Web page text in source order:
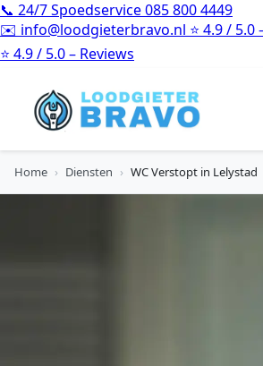
📞 24/7 Spoedservice085 800 4449
✉️ info@loodgieterbravo.nl ⭐ 4.9 / 5.0
⭐ 4.9 / 5.0 – Reviews
Home › Diensten › WC Verstopt in Lelystad